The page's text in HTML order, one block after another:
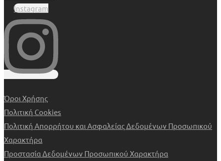
Instagram
Όροι Χρήσης
Πολιτική Cookies
Πολιτική Απορρήτου και Ασφαλείας Δεδομένων Προσωπικού
Χαρακτήρα
Προστασία Δεδομένων Προσωπικού Χαρακτήρα